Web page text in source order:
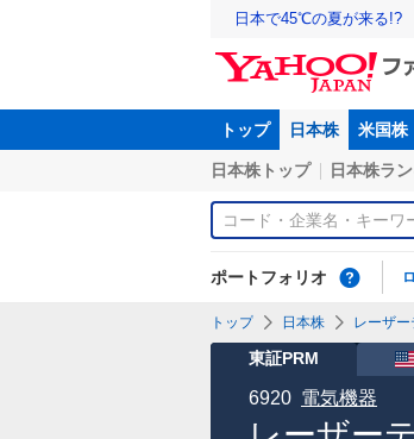
日本で45℃の夏が来る!?
トップ 日本株 米国株
日本株トップ 日本株ラ
ポートフォリオ
トップ 日本株 レーザー
東証PRM
6920 電気機器